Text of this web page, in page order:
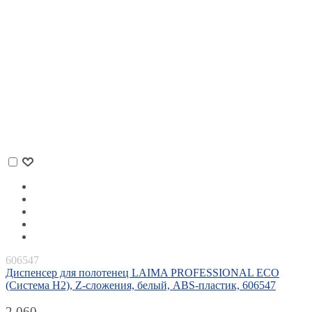
606547
Диспенсер для полотенец LAIMA PROFESSIONAL ECO
(Система H2), Z-сложения, белый, ABS-пластик, 606547